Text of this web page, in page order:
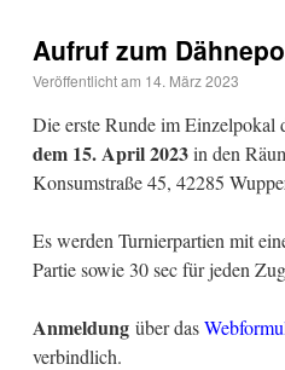
Aufruf zum
Veröffentlicht am 14. März 2023
Die erste Runde im Einzelpokal
dem 15. April 2023in den
Konsumstraße 45, 42285
Es werden Turnierpartien mit
Partie sowie 30 sec für jeden
Anmeldung über das
verbindlich.